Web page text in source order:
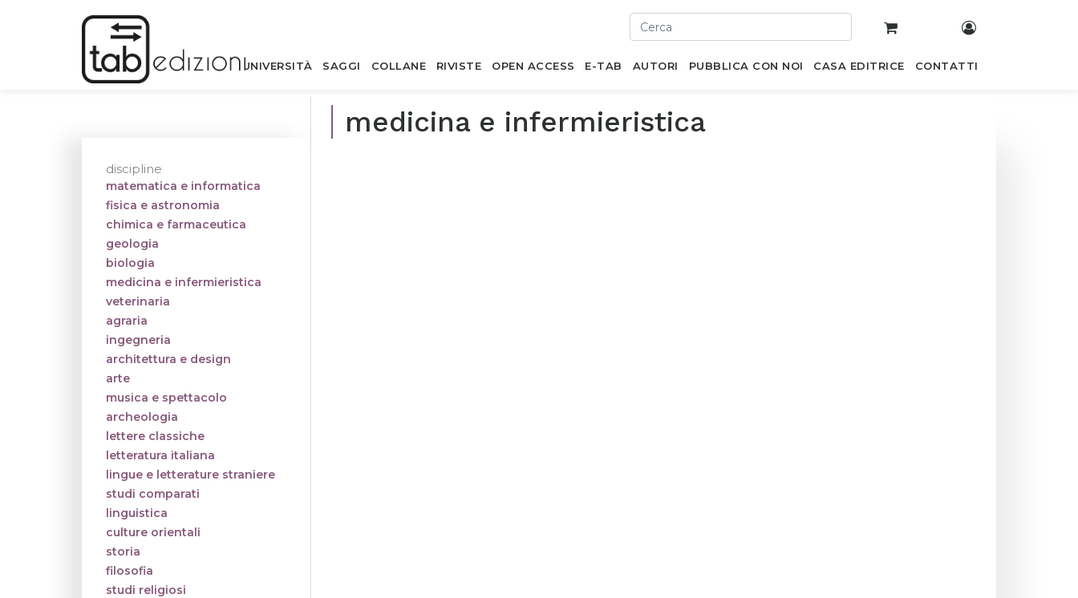
UNIVERSITÀ SAGGI COLLANE RIVISTE OPEN ACCESS E-TAB AUTORI PUBBLICA CON NOI CASA EDITRICE CONTATTI
medicina e infermieristica
discipline
matematica e informatica
fisica e astronomia
chimica e farmaceutica
geologia
biologia
medicina e infermieristica
veterinaria
agraria
ingegneria
architettura e design
arte
musica e spettacolo
archeologia
lettere classiche
letteratura italiana
lingue e letterature straniere
studi comparati
linguistica
culture orientali
storia
filosofia
studi religiosi